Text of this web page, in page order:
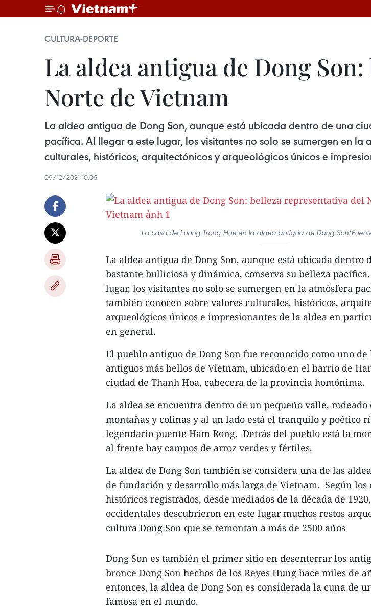
CULTURA-DEPORTE
La aldea antigua de Dong
Norte de Vietnam
La aldea antigua de Dong Son, aunque está ubicada dentro de una
pacífica. Al llegar a este lugar, los visitantes no solo se sumergen en
culturales, históricos, arquitectónicos y arqueológicos únicos e
09/12/2021 10:05
La casa de Luong Trong Hue en la aldea antigua de Dong
La aldea antigua de Dong Son, aunque está ubicada dentro
bastante bulliciosa y dinámica, conserva su belleza
lugar, los visitantes no solo se sumergen en la atmósfera
también conocen sobre valores culturales, históricos,
arqueológicos únicos e impresionantes de la aldea en
en general.
El pueblo antiguo de Dong Son fue reconocido como uno de
antiguos más bellos de Vietnam, ubicado en el barrio de
ciudad de Thanh Hoa, cabecera de la provincia homónima.
La aldea se encuentra dentro de un pequeño valle, rodeado
montañas y colinas y al un lado está el tranquilo y poético
legendario puente Ham Rong. Detrás del pueblo está la
al frente hay campos de arroz verdes y fértiles.
La aldea de Dong Son también se considera una de las
de fundación y desarrollo más larga de Vietnam. Según los
históricos registrados, desde mediados de la década de
occidentales descubrieron en este lugar muchos restos
cultura Dong Son que se remontan a más de 2500 años
Dong Son es también el primer sitio en desenterrar los
bronce Dong Son hechos de los Reyes Hung hace miles de
entonces, la aldea de Dong Son es considerada la cuna de
famosa en el mundo.